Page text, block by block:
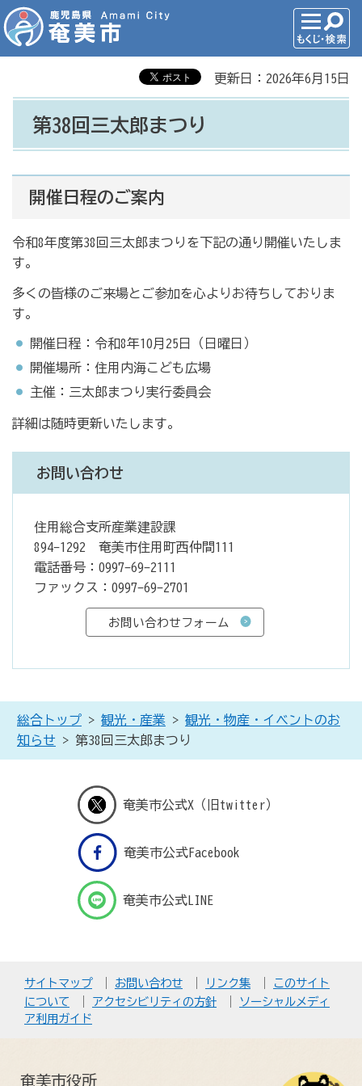
更新日：2026年6月15日
第38回三太郎まつり
開催日程のご案内
令和8年度第38回三太郎まつりを下記の通り開催いたしま
す。
多くの皆様のご来場とご参加を心よりお待ちしておりま
す。
開催日程：令和8年10月25日（日曜日）
開催場所：住用内海こども広場
主催：三太郎まつり実行委員会
詳細は随時更新いたします。
お問い合わせ
住用総合支所産業建設課
894-1292 奄美市住用町西仲間111
電話番号：0997-69-2111
ファックス：0997-69-2701
総合トップ > 観光・産業 > 観光・物産・イベントのお
知らせ > 第38回三太郎まつり
奄美市公式X（旧twitter）
奄美市公式Facebook
奄美市公式LINE
サイトマップ お問い合わせ リンク集
このサイト
について
アクセシビリティの方針
ソーシャルメディ
ア利用ガイド
奄美市役所